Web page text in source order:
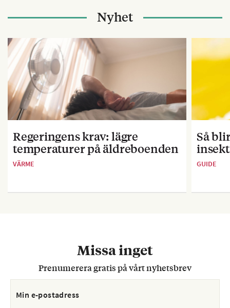
Nyhet
Regeringens krav: lägre
temperaturer på äldreboenden
VÄRME
Så
GUIDE
Missa inget
Prenumerera gratis på vårt nyhetsbrev